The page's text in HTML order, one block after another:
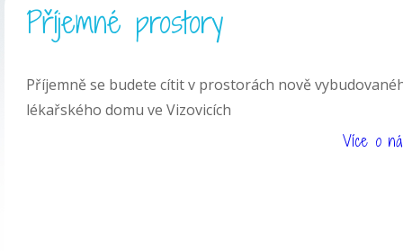
Příjemné prostory
Příjemně se budete cítit v prostorách nově
lékařského domu ve Vizovicích
Více o